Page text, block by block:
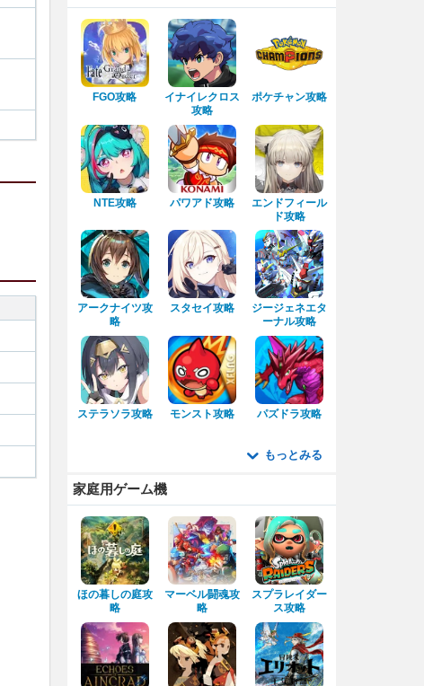
FGO攻略
イナイレクロス
攻略
ポケチャン攻略
NTE攻略 パワアド攻略
エンドフィール
ド攻略
アークナイツ攻
略
スタセイ攻略
ジージェネエタ
ーナル攻略
ステラソラ攻略 モンスト攻略 パズドラ攻略
もっとみる
家庭用ゲーム機
ほの暮しの庭攻
略
マーベル闘魂攻
略
スプラレイダー
ス攻略